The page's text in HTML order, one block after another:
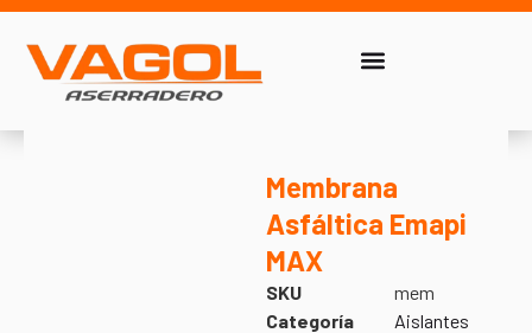
Membrana
Asfáltica Emapi
MAX
SKU
mem
Categoría
Aislantes